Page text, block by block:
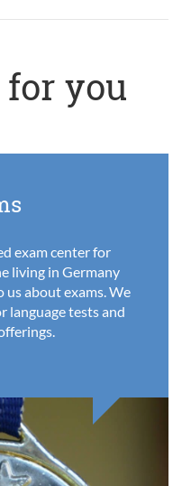
you
exam center for
living in Germany
about exams. We
language tests and